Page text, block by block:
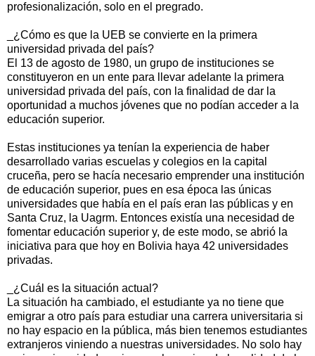
profesionalización, solo en el pregrado.
_¿Cómo es que la UEB se convierte en la primera
universidad privada del país?
El 13 de agosto de 1980, un grupo de instituciones se
constituyeron en un ente para llevar adelante la primera
universidad privada del país, con la finalidad de dar la
oportunidad a muchos jóvenes que no podían acceder a la
educación superior.
Estas instituciones ya tenían la experiencia de haber
desarrollado varias escuelas y colegios en la capital
cruceña, pero se hacía necesario emprender una institución
de educación superior, pues en esa época las únicas
universidades que había en el país eran las públicas y en
Santa Cruz, la Uagrm. Entonces existía una necesidad de
fomentar educación superior y, de este modo, se abrió la
iniciativa para que hoy en Bolivia haya 42 universidades
privadas.
_¿Cuál es la situación actual?
La situación ha cambiado, el estudiante ya no tiene que
emigrar a otro país para estudiar una carrera universitaria si
no hay espacio en la pública, más bien tenemos estudiantes
extranjeros viniendo a nuestras universidades. No solo hay